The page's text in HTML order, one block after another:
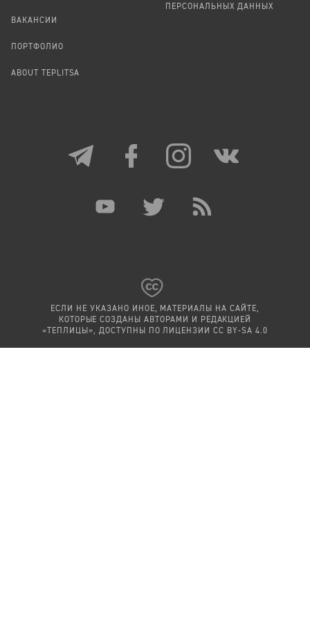
ВАКАНСИИ
ПОРТФОЛИО
ABOUT TEPLITSA
ПЕРСОНАЛЬНЫХ ДАННЫХ
ЕСЛИ НЕ УКАЗАНО ИНОЕ, МАТЕРИАЛЫ НА САЙТЕ,
КОТОРЫЕ СОЗДАНЫ АВТОРАМИ И РЕДАКЦИЕЙ
«ТЕПЛИЦЫ», ДОСТУПНЫ ПО ЛИЦЕНЗИИCC BY-SA 4.0